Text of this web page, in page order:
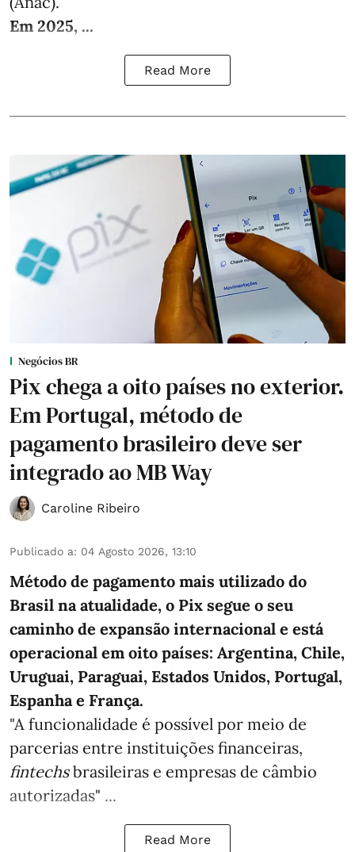
Em 2025, ...
Read More
Negócios BR
Pix chega a oito países no exterior.
Em Portugal, método de
pagamento brasileiro deve ser
integrado ao MB Way
Caroline Ribeiro
Publicado a: 04 Agosto 2026, 13:10
Método de pagamento mais utilizado do
Brasil na atualidade, o Pix segue o seu
caminho de expansão internacional e está
operacional em oito países: Argentina, Chile,
Uruguai, Paraguai, Estados Unidos, Portugal,
Espanha e França.
"A funcionalidade é possível por meio de
parcerias entre instituições financeiras,
fintechsbrasileiras e empresas de câmbio
autorizadas" ...
Read More